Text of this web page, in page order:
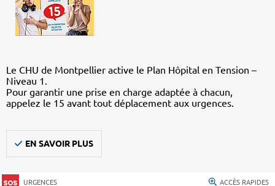
Le CHU de Montpellier active le Plan Hôpital en Tension –
Niveau 1.
Pour garantir une prise en charge adaptée à chacun,
appelez le 15 avant tout déplacement aux urgences.
EN SAVOIR PLUS
URGENCES ACCÈS RAPIDES